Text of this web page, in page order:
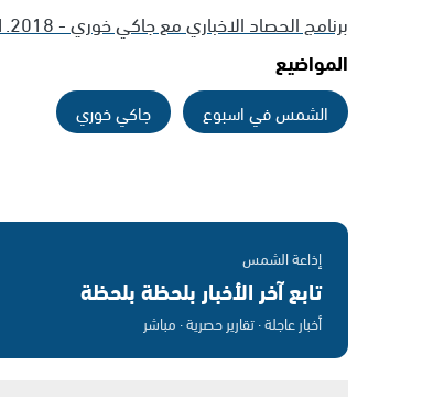
برنامج الحصاد الاخباري مع جاكي خوري - 30.01.2018
المواضيع
الشمس في اسبوع جاكي خوري
إذاعة الشمس
تابع آخر الأخبار بلحظة بلحظة
أخبار عاجلة · تقارير حصرية · مباشر